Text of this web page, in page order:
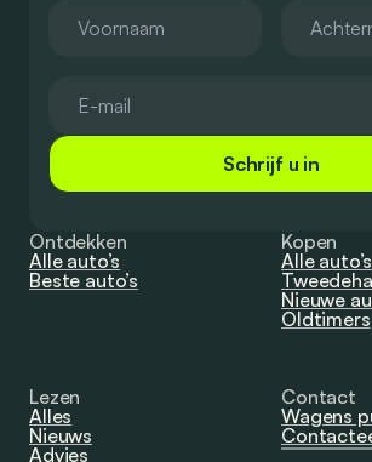
Schrijf u in
Ontdekken
Alle auto’s
Beste auto’s
Kopen
Alle auto’s
Nieuwe
Oldtimers
Lezen
Alles
Nieuws
Advies
Contact
Wagens